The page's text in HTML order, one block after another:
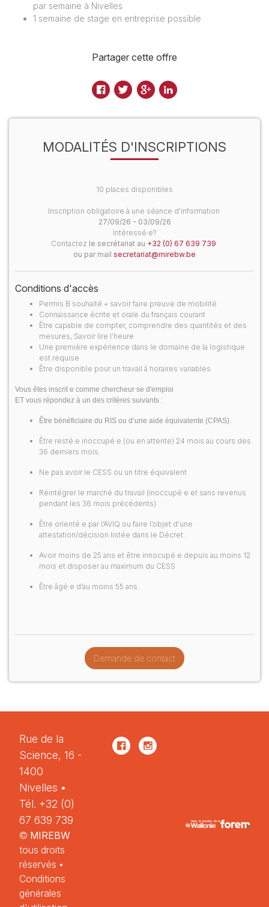
par semaine à Nivelles
1 semaine de stage en entreprise possible
MODALITÉS D'INSCRIPTIONS
10 places disponibles
Inscription obligatoire à une séance d'information
27/09/26 - 03/09/26
Intéressé·e?
Contactez le secrétariat au +32 (0) 67 639 739
ou par mail secretariat@mirebw.be
Conditions d'accès
Permis B souhaité + savoir faire preuve de mobilité
Connaissance écrite et orale du français courant
Être capable de compter, comprendre des quantités et des
mesures, Savoir lire l’heure
Une première expérience dans le domaine de la logistique
est requise
Être disponible pour un travail à horaires variables
Vous êtes inscrit·e comme chercheur·se d'emploi
ET vous répondez à un des critères suivants :
Être bénéficiaire du RIS ou d’une aide équivalente (CPAS).
Être resté·e inoccupé·e (ou en attente) 24 mois au cours des
36 derniers mois.
Ne pas avoir le CESS ou un titre équivalent
Réintégrer le marché du travail (inoccupé·e et sans revenus
pendant les 36 mois précédents)
Être orienté·e par l’AVIQ ou faire l’objet d’une
attestation/décision listée dans le Décret.
Avoir moins de 25 ans et être innocupé·e depuis au moins 12
mois et disposer au maximum du CESS
Être âgé·e d’au moins 55 ans.
Demande de contact
Partager cette offre
Rue de la
Science, 16 -
1400
Nivelles •
Tél. +32 (0)
67 639 739
© MIREBW
tous droits
réservés •
Conditions
générales